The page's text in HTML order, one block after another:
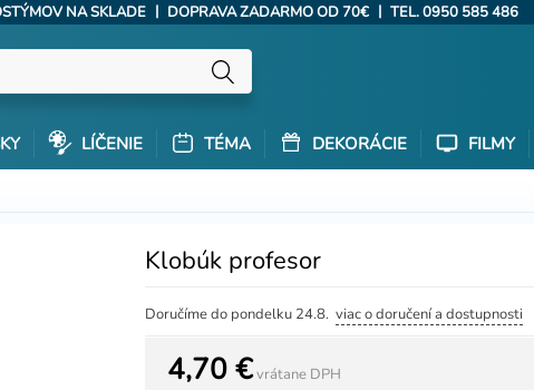
NA SKLADE | DOPRAVA ZADARMO OD 70€ | TEL. 0950 585 486
LÍČENIE TÉMA DEKORÁCIE FILMY
Klobúk profesor
Doručíme do pondelku 24.8.viac o doručení a dostupnosti
4,70 €vrátane DPH